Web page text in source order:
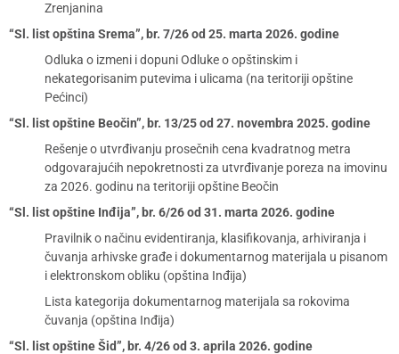
Zrenjanina
“Sl. list opština Srema”, br. 7/26 od 25. marta 2026. godine
Odluka o izmeni i dopuni Odluke o opštinskim i
nekategorisanim putevima i ulicama (na teritoriji opštine
Pećinci)
“Sl. list opštine Beočin”, br. 13/25 od 27. novembra 2025. godine
Rešenje o utvrđivanju prosečnih cena kvadratnog metra
odgovarajućih nepokretnosti za utvrđivanje poreza na imovinu
za 2026. godinu na teritoriji opštine Beočin
“Sl. list opštine Inđija”, br. 6/26 od 31. marta 2026. godine
Pravilnik o načinu evidentiranja, klasifikovanja, arhiviranja i
čuvanja arhivske građe i dokumentarnog materijala u pisanom
i elektronskom obliku (opština Inđija)
Lista kategorija dokumentarnog materijala sa rokovima
čuvanja (opština Inđija)
“Sl. list opštine Šid”, br. 4/26 od 3. aprila 2026. godine